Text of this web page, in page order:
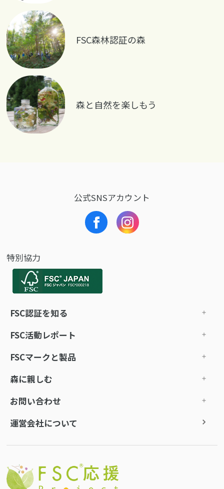
FSC森林認証の森
森と自然を楽しもう
公式SNSアカウント
特別協力
FSC認証を知る
FSC活動レポート
FSCマークと製品
森に親しむ
お問い合わせ
運営会社について